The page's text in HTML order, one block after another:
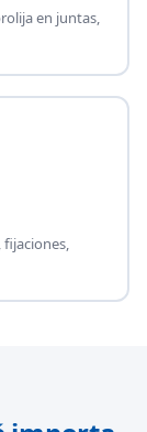
en juntas,